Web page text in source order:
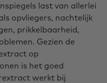
last van allerlei
opvliegers, nachtelijk
prikkelbaarheid,
Gezien de
op
is het goed
werkt bij